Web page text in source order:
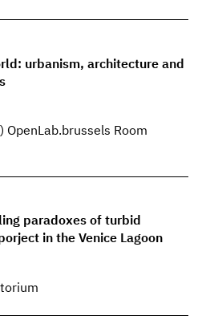
urbanism, architecture and
OpenLab.brussels Room
paradoxes of turbid
in the Venice Lagoon